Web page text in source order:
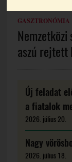
GASZTRONÓMIA
aszú rejtett
Új feladat
a fiatalok
2026. július 20.
Nagy
2026. július 18.